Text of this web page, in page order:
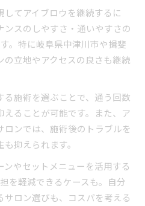
てアイブロウを継続するに
ンスのしやすさ・通いやすさの
。特に岐阜県中津川市や揖斐
立地やアクセスの良さも継続
施術を選ぶことで、通う回数
えることが可能です。また、ア
ロンでは、施術後のトラブルを
抑えられます。
やセットメニューを活用する
を軽減できるケースも。自分
ロン選びも、コスパを考える